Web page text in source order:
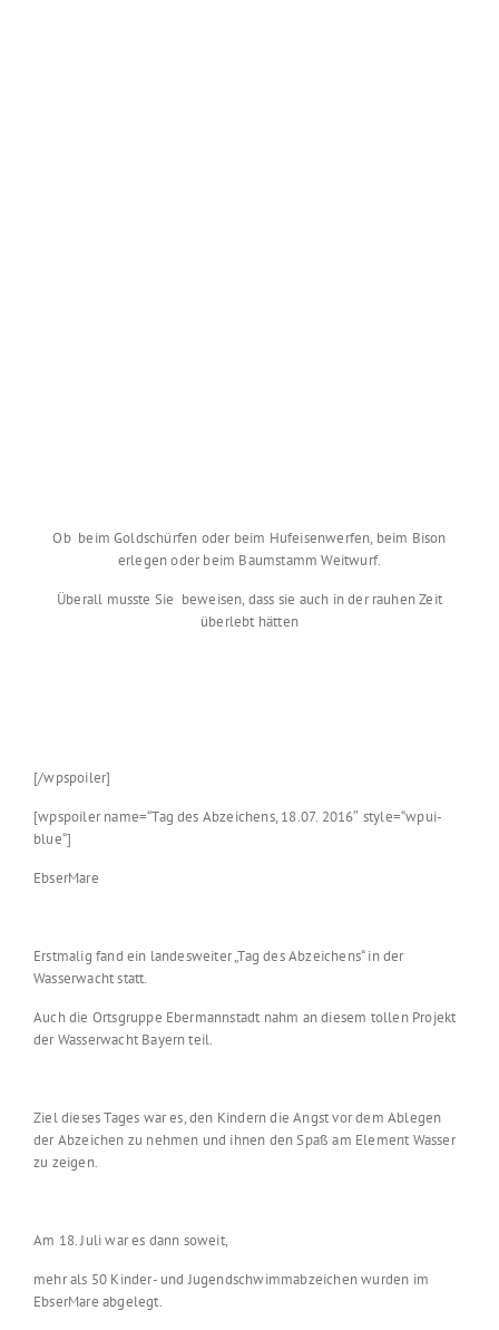
Ob beim Goldschürfen oder beim Hufeisenwerfen, beim Bison
erlegen oder beim Baumstamm Weitwurf.
Überall musste Sie beweisen, dass sie auch in der rauhen Zeit
überlebt hätten
[/wpspoiler]
[wpspoiler name=“Tag des Abzeichens, 18.07. 2016″ style=“wpui-
blue“]
EbserMare
Erstmalig fand ein landesweiter „Tag des Abzeichens“ in der
Wasserwacht statt.
Auch die Ortsgruppe Ebermannstadt nahm an diesem tollen Projekt
der Wasserwacht Bayern teil.
Ziel dieses Tages war es, den Kindern die Angst vor dem Ablegen
der Abzeichen zu nehmen und ihnen den Spaß am Element Wasser
zu zeigen.
Am 18. Juli war es dann soweit,
mehr als 50 Kinder- und Jugendschwimmabzeichen wurden im
EbserMare abgelegt.